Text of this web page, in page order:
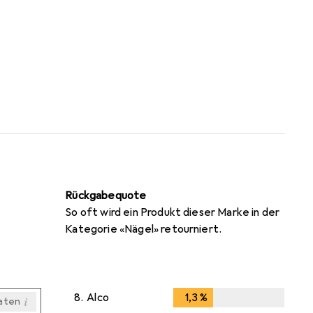
i
Rückgabequote
So oft wird ein Produkt dieser Marke in der
Kategorie «Nägel» retourniert.
8. Alco 1,3%